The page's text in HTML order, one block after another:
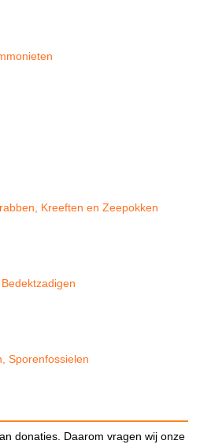
Kreeften en Zeepokken
Sporenfossielen
donaties. Daarom vragen wij onze